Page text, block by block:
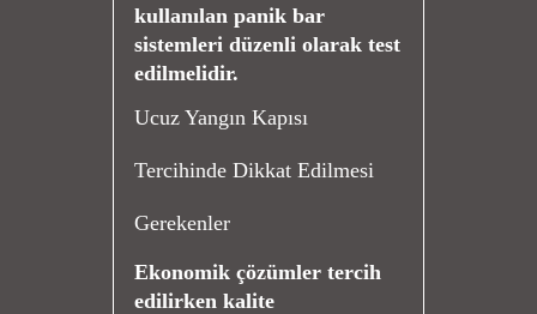
kullanılan panik bar
sistemleri düzenli olarak test
edilmelidir.
Ucuz Yangın Kapısı
Tercihinde Dikkat Edilmesi
Gerekenler
Ekonomik çözümler tercih
edilirken kalite